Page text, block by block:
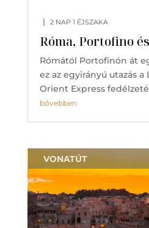
Róma, Portofino
| 2 NAP 1 ÉJSZAKA
Rómától Portofinón át
ez az egyirányú utazás a
Orient Express
bővebben
VONATÚT